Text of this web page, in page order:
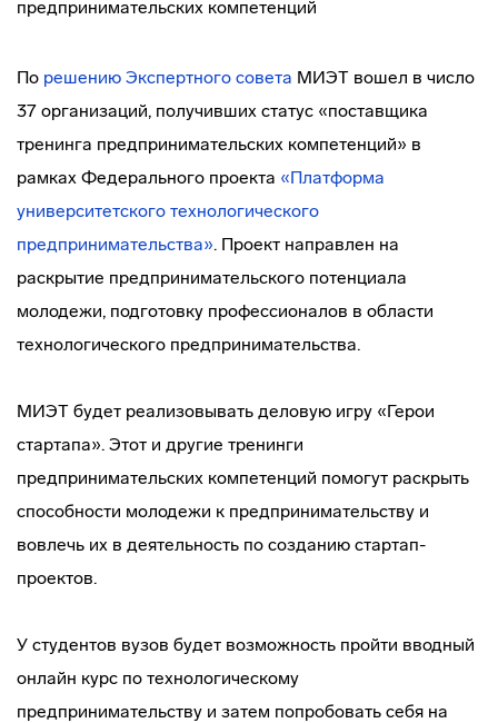
По решению Экспертного совета МИЭТ вошел в число
37 организаций, получивших статус «поставщика
тренинга предпринимательских компетенций» в
рамках Федерального проекта «Платформа
университетского технологического
предпринимательства». Проект направлен на
раскрытие предпринимательского потенциала
молодежи, подготовку профессионалов в области
технологического предпринимательства.
МИЭТ будет реализовывать деловую игру «Герои
стартапа». Этот и другие тренинги
предпринимательских компетенций помогут раскрыть
способности молодежи к предпринимательству и
вовлечь их в деятельность по созданию стартап-
проектов.
У студентов вузов будет возможность пройти вводный
онлайн курс по технологическому
предпринимательству и затем попробовать себя на